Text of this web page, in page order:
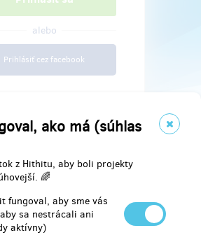
ako má (súhlas
z Hithitu, aby boli projekty
🌈
fungoval, aby sme vás
sa nestrácali ani
aktívny)
alebo
Prihlásiť cez facebook